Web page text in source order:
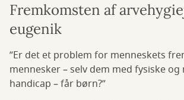
Fremkomsten af
eugenik
”Er det et problem for menneskets
mennesker – selv dem med fysiske og
handicap – får børn?”